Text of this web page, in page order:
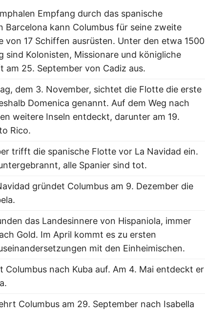
Empfang durch das spanische
Barcelona kann Columbus für seine zweite
von 17 Schiffen ausrüsten. Unter den etwa 1500
sind Kolonisten, Missionare und königliche
am 25. September von Cadiz aus.
dem 3. November, sichtet die Flotte die erste
Domenica genannt. Auf dem Weg nach
weitere Inseln entdeckt, darunter am 19.
Rico.
trifft die spanische Flotte vor La Navidad ein.
alle Spanier sind tot.
gründet Columbus am 9. Dezember die
das Landesinnere von Hispaniola, immer
Gold. Im April kommt es zu ersten
mit den Einheimischen.
Columbus nach Kuba auf. Am 4. Mai entdeckt er
Columbus am 29. September nach Isabella